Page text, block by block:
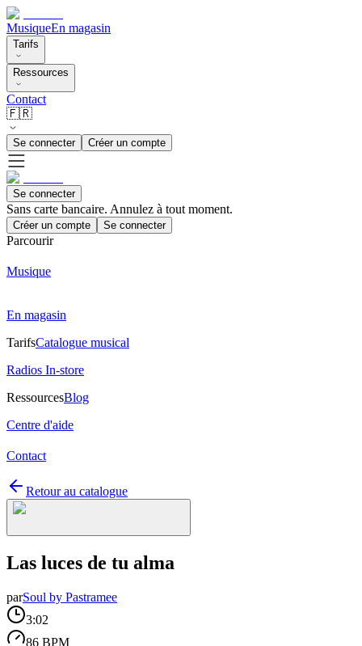
MusiqueEn magasin
Tarifs
Ressources
Contact
🇫🇷
Se connecter Créer un compte
Se connecter
Sans carte bancaire. Annulez à tout moment.
Créer un compte Se connecter
Parcourir
Musique
En magasin
TarifsCatalogue musical
Radios In-store
RessourcesBlog
Centre d'aide
Contact
Retour au catalogue
Las luces de tu alma
parSoul by Pastramee
3:02
86 BPM